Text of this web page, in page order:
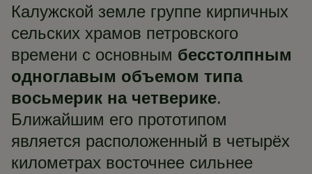
Калужской земле группе кирпичных
сельских храмов петровского
времени с основным бесстолпным
одноглавым объемом типа
восьмерик на четверике.
Ближайшим его прототипом
является расположенный в четырёх
километрах восточнее сильнее